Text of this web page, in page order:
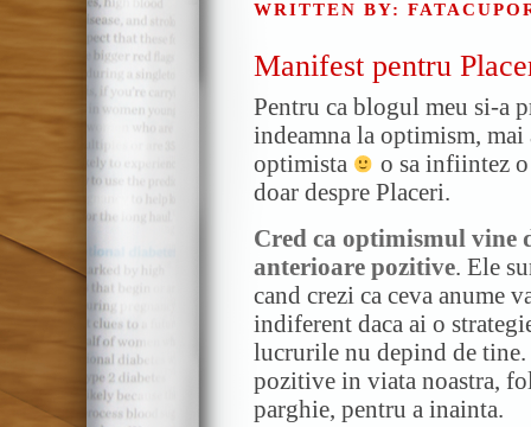
WRITTEN BY:
Manifest pentru
Pentru ca blogul meu si-a
indeamna la optimism, mai
optimista
o sa infiintez o
doar despre Placeri.
Cred ca optimismul vine
anterioare pozitive. Ele
cand crezi ca ceva anume
indiferent daca ai o
lucrurile nu depind de
pozitive in viata noastra,
parghie, pentru a inainta.